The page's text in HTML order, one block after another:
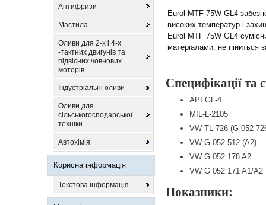
Антифризи
Мастила
Оливи для 2-х і 4-х
-тактних двигунів та
підвісних човнових
моторів
Індустріальні оливи
Оливи для
сільськогосподарської
техніки
Автохімія
Корисна інформація
Текстова інформація
Eurol MTF 75W GL4
високих температур і
Eurol MTF 75W GL4
матеріалами, не піниться
Специфікації та
API GL-4
MIL-L-2105
VW TL 726 (G 052
VW G 052 512 (A2)
VW G 052 178 A2
VW G 052 171 A1/A2
Показники: